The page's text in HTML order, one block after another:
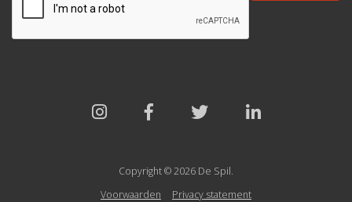
Copyright © 2026 De Spil.
Voorwaarden
Privacy statement